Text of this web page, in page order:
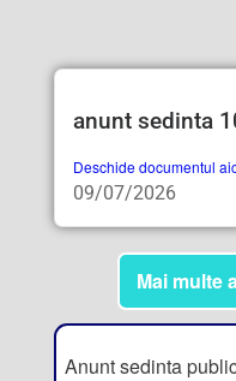
anunt sedinta
Deschide documentul
09/07/2026
Mai multe
Anunt sedinta